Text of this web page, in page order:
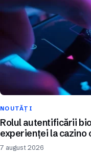
NOUTĂȚI
Rolul autentificării
experienței la cazino
7 august 2026